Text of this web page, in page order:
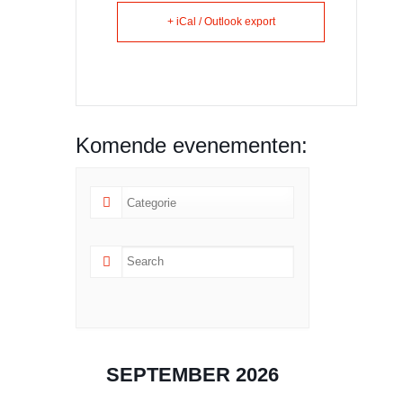
+ iCal / Outlook export
Komende evenementen:
SEPTEMBER 2026